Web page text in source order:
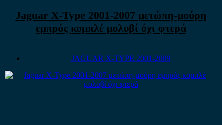
Jaguar X-Type 2001-2007 μετώπη-μούρη
εμπρός κομπλέ μολυβί όχι φτερά
JAGUAR X-TYPE 2001-2009